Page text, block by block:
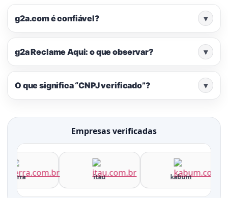
g2a.com é confiável? ▾
g2a Reclame Aqui: o que observar? ▾
O que significa “CNPJ verificado”? ▾
Empresas verificadas
terra itau kabum